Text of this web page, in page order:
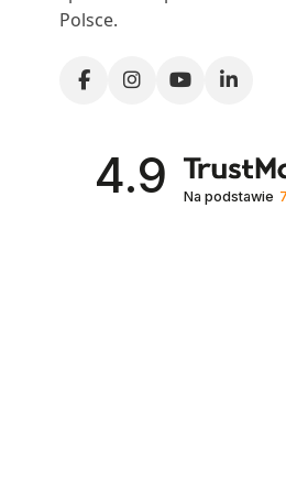
Polsce.
4.9 Na podstawie